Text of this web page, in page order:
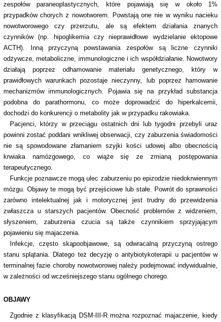
zespołów paraneoplastycznych, które pojawiają się w około 1%
przypadków chorych z nowotworem. Powstają one nie w wyniku nacieku
nowotworowego czy przerzutu, ale są efektem działania znanych
czynników (np. hipoglikemia czy nieprawidłowe wydzielanie ektopowe
ACTH). Inną przyczyną powstawania zespołów są liczne czynniki
odżywcze, metaboliczne, immunologiczne i ich współdziałanie. Nowotwory
działają poprzez odhamowanie materiału genetycznego, który w
prawidłowych warunkach pozostaje nieczynny, lub poprzez hamowanie
mechanizmów immunologicznych. Pojawia się na przykład substancja
podobna do parathormonu, co może doprowadzić do hiperkalcemii,
dochodzi do konkurencji o metabolity jak w przypadku rakowiaka.
Pacjenci, którzy w przeciągu ostatnich dni lub tygodni przebyli uraz
powinni zostać poddani wnikliwej obserwacji, czy zaburzenia świadomości
nie są spowodowane złamaniem szyjki kości udowej albo obecnością
krwiaka namózgowego, co wiąże się ze zmianą postępowania
terapeutycznego.
Funkcje poznawcze mogą ulec zaburzeniu po epizodzie niedokrwiennym
mózgu. Objawy te mogą być przejściowe lub stałe. Powrót do sprawności
zarówno intelektualnej jak i motorycznej jest trudny do przewidzenia
zwłaszcza u starszych pacjentów. Obecność problemów z widzeniem,
słyszeniem, zaburzenia czucia są także czynnikiem sprzyjającym
pojawieniu się majaczenia.
Infekcje, często skąpoobjawowe, są odwracalną przyczyną ostrego
stanu splątania. Dlatego też decyzję o antybiotykoterapii u pacjentów w
terminalnej fazie choroby nowotworowej należy podejmować indywidualnie,
w zależności od wcześniejszego stanu ogólnego chorego.
OBJAWY
Zgodnie z klasyfikacją DSM-III-R można rozpoznać majaczenie, kiedy